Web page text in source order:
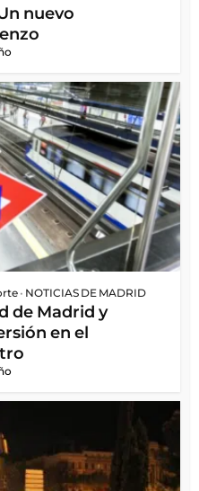
nuevo
• NOTICIAS DE MADRID
de Madrid y
en el